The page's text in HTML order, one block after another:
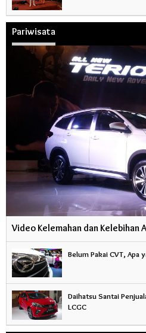
Pariwisata
Video Kelemahan dan Kelebihan
Belum Pakai CVT, Apa
Daihatsu Santai
LCGC